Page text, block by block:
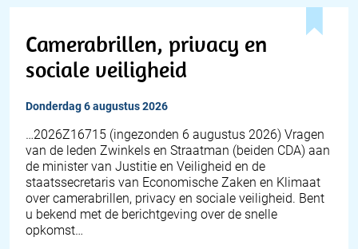
Camerabrillen, privacy en
sociale veiligheid
donderdag 6 augustus 2026
… 2026Z16715 (ingezonden 6 augustus 2026) Vragen
van de leden Zwinkels en Straatman (beiden CDA) aan
de minister van Justitie en Veiligheid en de
staatssecretaris van Economische Zaken en Klimaat
over camerabrillen, privacy en sociale veiligheid. Bent
u bekend met de berichtgeving over de snelle
opkomst…